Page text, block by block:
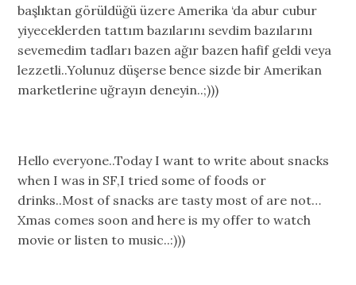
başlıktan görüldüğü üzere Amerika ‘da abur cubur
yiyeceklerden tattım bazılarını sevdim bazılarını
sevemedim tadları bazen ağır bazen hafif geldi veya
lezzetli..Yolunuz düşerse bence sizde bir Amerikan
marketlerine uğrayın deneyin..;)))
Hello everyone..Today I want to write about snacks
when I was in SF,I tried some of foods or
drinks..Most of snacks are tasty most of are not…
Xmas comes soon and here is my offer to watch
movie or listen to music..:)))